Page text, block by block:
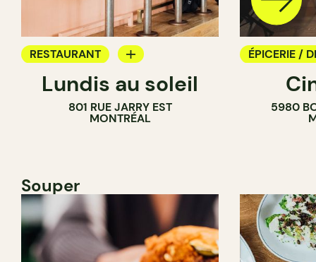
RESTAURANT
BAR À VIN
Lundis au soleil
801 RUE JARRY EST
MONTRÉAL
ÉPICERIE /
COMPTOIR
CAVISTE
5980
Souper